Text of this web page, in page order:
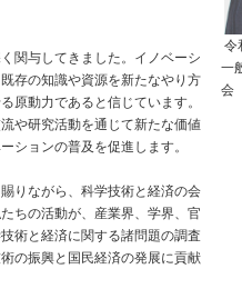
関与してきました。イノベーシ
存の知識や資源を新たなやり方
原動力であると信じています。
や研究活動を通じて新たな価値
ションの普及を促進します。
りながら、科学技術と経済の会
ちの活動が、産業界、学界、官
術と経済に関する諸問題の調査
の振興と国民経済の発展に貢献
令
一